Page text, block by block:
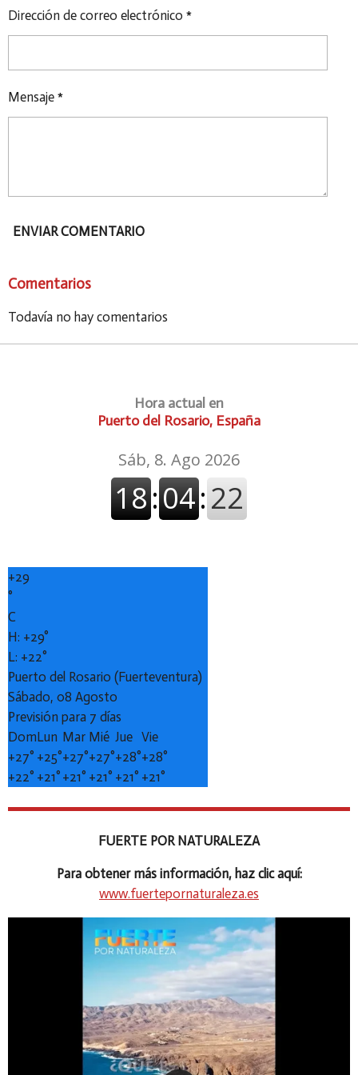
Dirección de correo electrónico *
Mensaje *
ENVIAR COMENTARIO
Comentarios
Todavía no hay comentarios
Hora actual en
Puerto del Rosario, España
+29
°
C
H: +29°
L: +22°
Puerto del Rosario (Fuerteventura)
Sábado, 08 Agosto
Previsión para 7 días
DomLun Mar Mié Jue Vie
+27° +25°+27°+27°+28°+28°
+22° +21° +21° +21° +21° +21°
FUERTE POR NATURALEZA
Para obtener más información, haz clic aquí:
www.fuertepornaturaleza.es